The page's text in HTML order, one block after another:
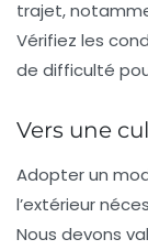
trajet,
Vérifiez les
de difficulté
Vers une
Adopter un
l’extérieur
Nous devons